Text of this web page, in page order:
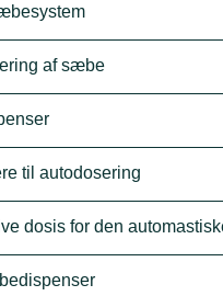
af sæbe
til autodosering
dosis for den